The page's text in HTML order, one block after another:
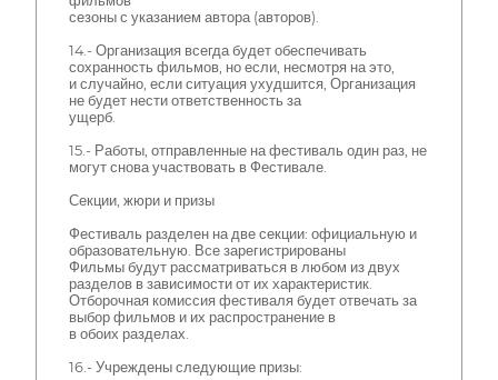
сезоны с указанием автора (авторов).
14.- Организация всегда будет обеспечивать
сохранность фильмов, но если, несмотря на это,
и случайно, если ситуация ухудшится, Организация
не будет нести ответственность за
ущерб.
15.- Работы, отправленные на фестиваль один раз, не
могут снова участвовать в Фестивале.
Секции, жюри и призы
Фестиваль разделен на две секции: официальную и
образовательную. Все зарегистрированы
Фильмы будут рассматриваться в любом из двух
разделов в зависимости от их характеристик.
Отборочная комиссия фестиваля будет отвечать за
выбор фильмов и их распространение в
в обоих разделах.
16.- Учреждены следующие призы: